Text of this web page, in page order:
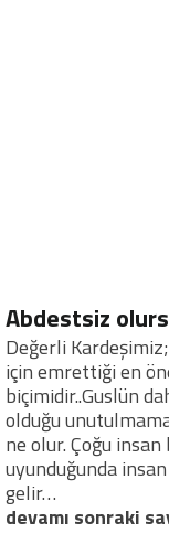
Abdestsiz
Değerli
için emrettiği en
biçimidir..Guslün
olduğu
ne olur. Çoğu
uyunduğunda
gelir…
devamı sonraki